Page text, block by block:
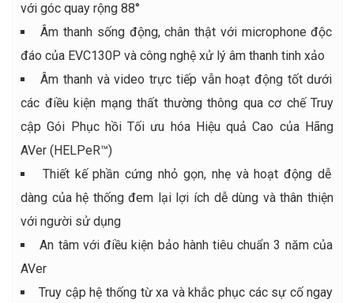
với góc quay rộng 88°
Âm thanh sống động, chân thật với microphone độc
đáo của EVC130P và công nghệ xử lý âm thanh tinh xảo
Âm thanh và video trực tiếp vẫn hoạt động tốt dưới
các điều kiện mạng thất thường thông qua cơ chế Truy
cập Gói Phục hồi Tối ưu hóa Hiệu quả Cao của Hãng
AVer (HELPeR™)
Thiết kế phần cứng nhỏ gọn, nhẹ và hoạt động dễ
dàng của hệ thống đem lại lợi ích dễ dùng và thân thiện
với người sử dụng
An tâm với điều kiện bảo hành tiêu chuẩn 3 năm của
AVer
Truy cập hệ thống từ xa và khắc phục các sự cố ngay